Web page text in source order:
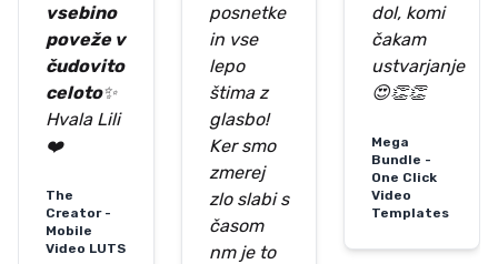
vsebino
poveže v
čudovito
celoto✨
Hvala Lili
❤️
The
Creator -
Mobile
Video LUTS
posnetke
in vse
lepo
štima z
glasbo!
Ker smo
zmerej
zlo slabi s
časom
nm je to
dol, komi
čakam
ustvarjanje
😍👏👏
Mega
Bundle -
One Click
Video
Templates